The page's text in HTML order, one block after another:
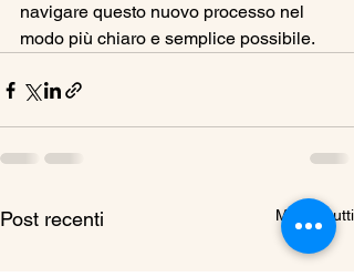
navigare questo nuovo processo nel
modo più chiaro e semplice possibile.
Post recenti Mostra tutti